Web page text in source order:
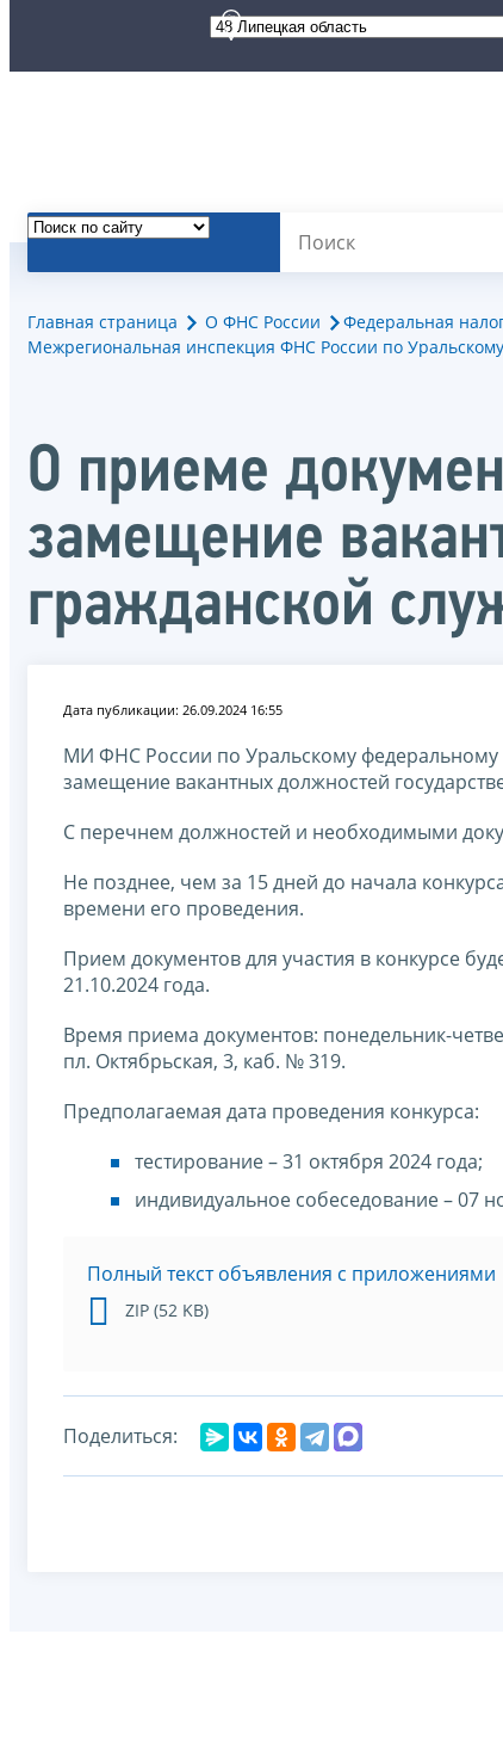
Главная страница О ФНС России Федеральная
Межрегиональная инспекция ФНС России по
О приеме
замещение
гражданской
Дата публикации: 26.09.2024 16:55
МИ ФНС России по Уральскому федеральному
замещение вакантных должностей
С перечнем должностей и необходимыми
Не позднее, чем за 15 дней до начала
времени его проведения.
Прием документов для участия в конкурсе
21.10.2024 года.
Время приема документов: понедельник-
пл. Октябрьская, 3, каб. № 319.
Предполагаемая дата проведения конкурса:
тестирование – 31 октября 2024 года;
индивидуальное собеседование – 07
Полный текст объявления с приложениями
ZIP (52 KB)
Поделиться: